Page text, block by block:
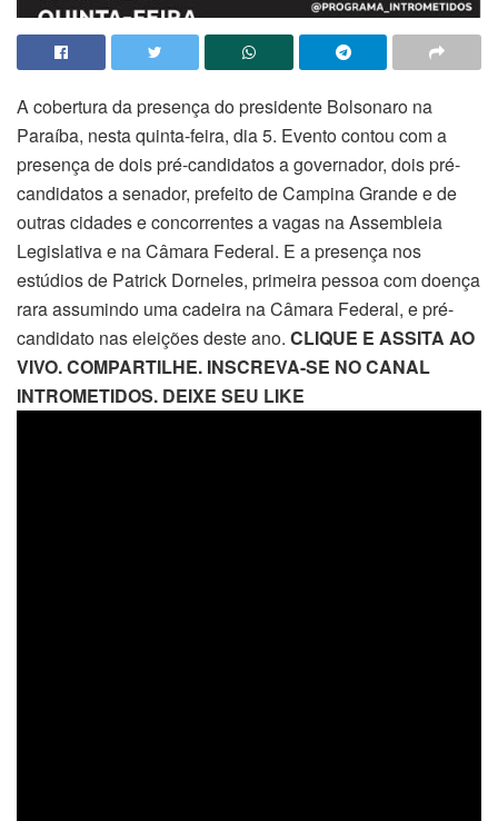
A cobertura da presença do presidente Bolsonaro na
Paraíba, nesta quinta-feira, dia 5. Evento contou com a
presença de dois pré-candidatos a governador, dois pré-
candidatos a senador, prefeito de Campina Grande e de
outras cidades e concorrentes a vagas na Assembleia
Legislativa e na Câmara Federal. E a presença nos
estúdios de Patrick Dorneles, primeira pessoa com doença
rara assumindo uma cadeira na Câmara Federal, e pré-
candidato nas eleições deste ano. CLIQUE E ASSITA AO
VIVO. COMPARTILHE. INSCREVA-SE NO CANAL
INTROMETIDOS. DEIXE SEU LIKE